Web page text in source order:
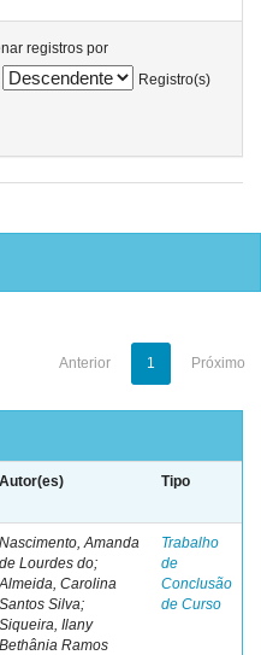
registros por
Registro(s)
Anterior 1 Próximo
Autor(es) Tipo
Nascimento, Amanda
de Lourdes do;
Almeida, Carolina
Santos Silva;
Siqueira, Ilany
Bethânia Ramos
Trabalho
de
Conclusão
de Curso